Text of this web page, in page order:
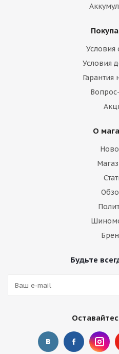
Условия
Условия
Гарантия
О
Будьте